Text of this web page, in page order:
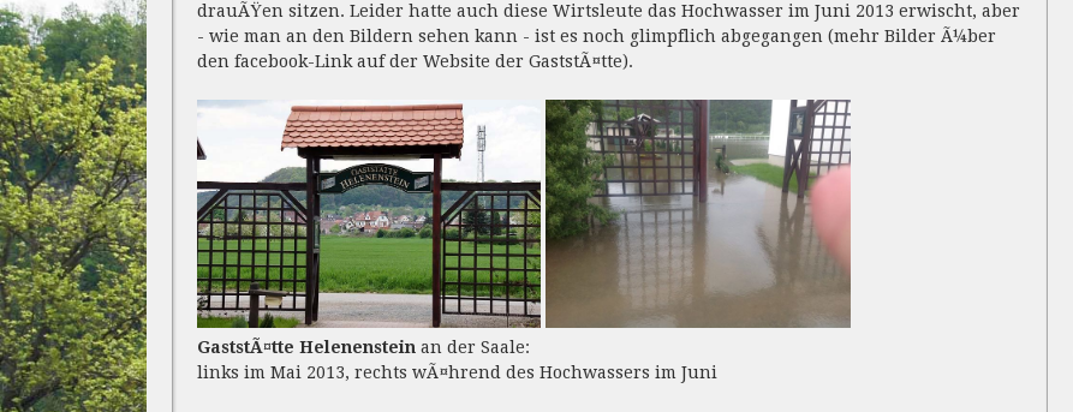
drauÃŸen sitzen. Leider hatte auch diese Wirtsleute das Hochwasser im Juni 2013 erwischt, aber
- wie man an den Bildern sehen kann - ist es noch glimpflich abgegangen (mehr Bilder Ã¼ber
den facebook-Link auf der Website der GaststÃ¤tte).
GaststÃ¤tte Helenensteinan der Saale:
links im Mai 2013, rechts wÃ¤hrend des Hochwassers im Juni